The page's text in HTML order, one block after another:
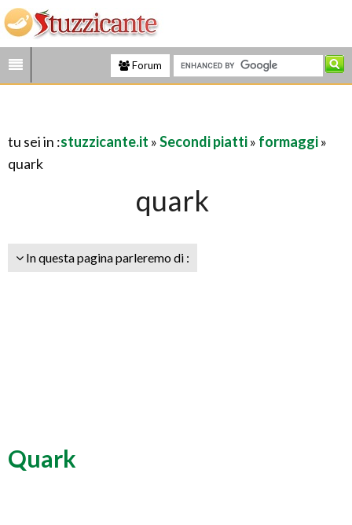
Forum
tu sei in :stuzzicante.it »Secondi piatti» formaggi»
quark
quark
In questa pagina parleremo di :
Quark